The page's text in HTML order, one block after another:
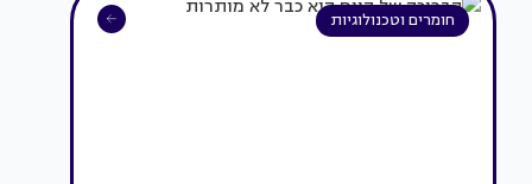
חומרים וטכנולוגיות